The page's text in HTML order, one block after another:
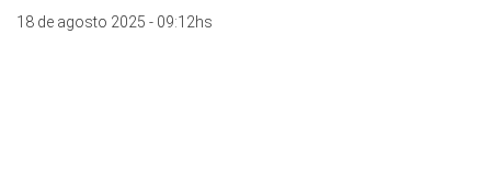
18 de agosto 2025 - 09:12hs